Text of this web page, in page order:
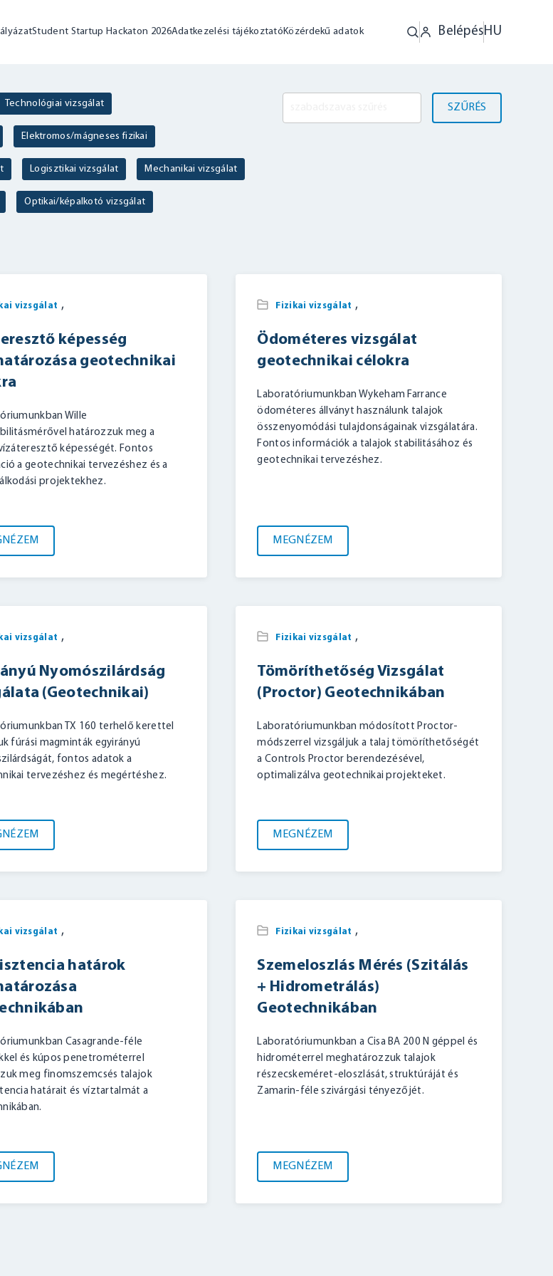
Student Startup Hackaton 2026Adatkezelési tájékoztatóKözérdekű adatok BelépésHU
Technológiai vizsgálat
Elektromos/mágneses fizikai
Logisztikai vizsgálat Mechanikai vizsgálat
Optikai/képalkotó vizsgálat
SZŰRÉS
vizsgálat ,
képesség
geotechnikai
Wille
határozzuk meg a
képességét. Fontos
a geotechnikai tervezéshez és a
projektekhez.
Fizikai vizsgálat ,
Ödométeres vizsgálat
geotechnikai célokra
Laboratóriumunkban Wykeham Farrance
ödométeres állványt használunk talajok
összenyomódási tulajdonságainak vizsgálatára.
Fontos információk a talajok stabilitásához és
geotechnikai tervezéshez.
MEGNÉZEM
vizsgálat ,
Nyomószilárdság
(Geotechnikai)
TX 160 terhelő kerettel
fúrási magminták egyirányú
fontos adatok a
tervezéshez és megértéshez.
Fizikai vizsgálat ,
Tömöríthetőség Vizsgálat
(Proctor) Geotechnikában
Laboratóriumunkban módosított Proctor-
módszerrel vizsgáljuk a talaj tömöríthetőségét
a Controls Proctor berendezésével,
optimalizálva geotechnikai projekteket.
MEGNÉZEM
vizsgálat ,
határok
Casagrande-féle
és kúpos penetrométerrel
meg finomszemcsés talajok
határait és víztartalmát a
Fizikai vizsgálat ,
Szemeloszlás Mérés (Szitálás
+ Hidrometrálás)
Geotechnikában
Laboratóriumunkban a Cisa BA 200 N géppel és
hidrométerrel meghatározzuk talajok
részecskeméret-eloszlását, struktúráját és
Zamarin-féle szivárgási tényezőjét.
MEGNÉZEM